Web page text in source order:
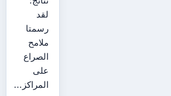
لقد
رسمتا
ملامح
الصراع
على
المراكز…